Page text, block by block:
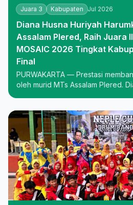
Juara 3 Kabupaten Jul 2026
Diana Husna Huriyah
Assalam Plered, Raih Juara
MOSAIC 2026 Tingkat
Final
PURWAKARTA — Prestasi
oleh murid MTs Assalam Plered.